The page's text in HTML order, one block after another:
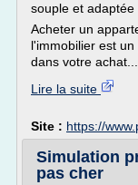
souple et adaptée
Acheter un
l'immobilier est
dans votre achat...
Lire la suite
Site : https://
Simulation
pas cher